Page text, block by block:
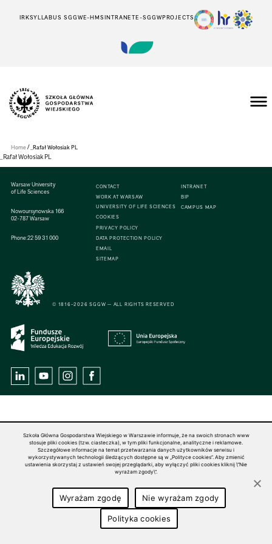
IRKSYLLABUS SGGWE-HMSINTRANETE-SGGWPROJECTS
Wiejskiego
w
Home/ _Rafał Wołosiak PL
_Rafał Wołosiak PL
Warsaw University
of Life Sciences
Nowoursynowska 166
02-787 Warsaw
Phone:22 59 31 000
CONTACT
WORK AT WARSAW
UNIVERSITY OF LIFE SCIENCES
COOKIES
PRIVACY POLICY
DATA PROTECTION POLICY
EMAIL
SITEMAP
INTRANET
BIP
CAMPUS MAP
© 1816–2026 SGGW — ALL RIGHTS RESERVED
Szkoła Główna Gospodarstwa Wiejskiego w Warszawie informuje, że na swoich stronach www
stosuje pliki cookies (tzw. ciasteczka), w tym pliki funkcjonalne, analityczne i reklamowe.
Szczegółowe informacje na temat przetwarzania danych użytkowników serwisu i
wykorzystywanych technologii śledzących dostępne są w „Polityce cookies”. Aby zmienić
ustawienia skorzystaj z ustawień swojej przeglądarki, aby wyłączyć pliki cookies kliknij \"Nie
wyrażam zgody\".
Wyrażam zgodę Nie wyrażam zgody
Polityka cookies